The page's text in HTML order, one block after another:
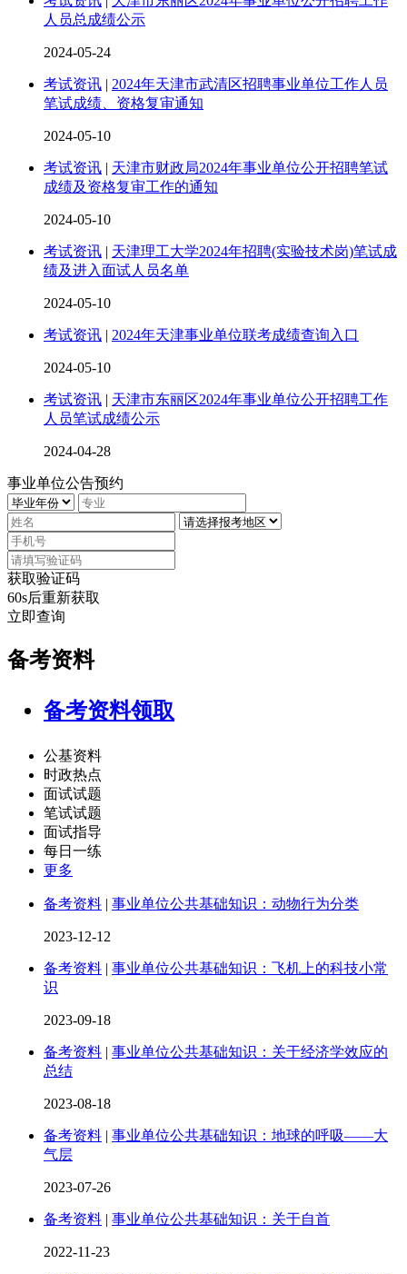
人员总成绩公示
2024-05-24
考试资讯 | 2024年天津市武清区招聘事业单位工作人员
笔试成绩、资格复审通知
2024-05-10
考试资讯 | 天津市财政局2024年事业单位公开招聘笔试
成绩及资格复审工作的通知
2024-05-10
考试资讯 | 天津理工大学2024年招聘(实验技术岗)笔试成
绩及进入面试人员名单
2024-05-10
考试资讯 | 2024年天津事业单位联考成绩查询入口
2024-05-10
考试资讯 | 天津市东丽区2024年事业单位公开招聘工作
人员笔试成绩公示
2024-04-28
事业单位公告预约
获取验证码
60s后重新获取
立即查询
备考资料
备考资料领取
公基资料
时政热点
面试试题
笔试试题
面试指导
每日一练
更多
备考资料 | 事业单位公共基础知识：动物行为分类
2023-12-12
备考资料 | 事业单位公共基础知识：飞机上的科技小常
识
2023-09-18
备考资料 | 事业单位公共基础知识：关于经济学效应的
总结
2023-08-18
备考资料 | 事业单位公共基础知识：地球的呼吸——大
气层
2023-07-26
备考资料 | 事业单位公共基础知识：关于自首
2022-11-23